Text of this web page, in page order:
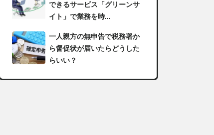
できるサービス「グリーンサ
イト」で業務を時...
一人親方の無申告で税務署か
ら督促状が届いたらどうした
らいい？
足場の組み立てに資格は必